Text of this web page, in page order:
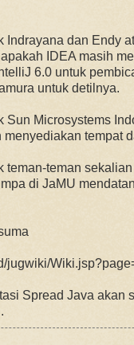
Indrayana dan Endy
IDEA masih
6.0 untuk
untuk detilnya.
Sun Microsystems
menyediakan tempat
teman-teman
di JaMU
jugwiki/
Spread Java akan